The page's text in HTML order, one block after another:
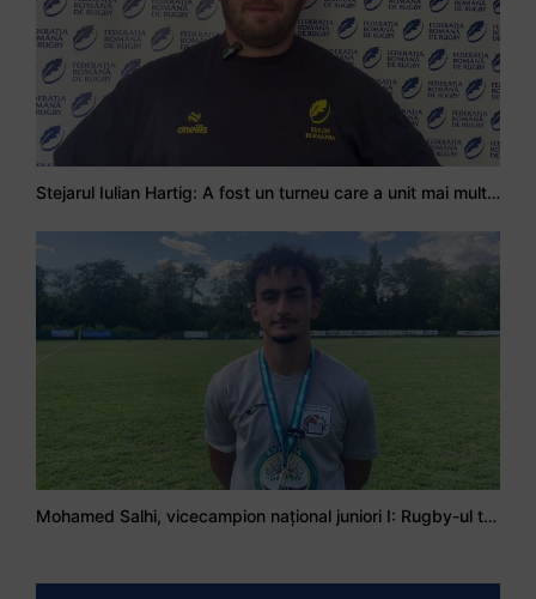
Stejarul Iulian Hartig: A fost un turneu care a unit mai mult echipa
Mohamed Salhi, vicecampion național juniori I: Rugby-ul te învață să accepți și înfrângerile